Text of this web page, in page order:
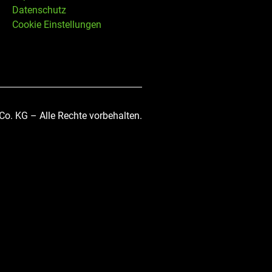
Datenschutz
Cookie Einstellungen
KG – Alle Rechte vorbehalten.